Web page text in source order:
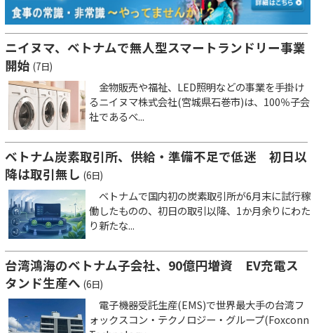
ニイヌマ、ベトナムで無人型スマートランドリー事業
開始 (7日)
金物販売や福祉、LED照明などの事業を手掛け
るニイヌマ株式会社(宮城県石巻市)は、100％子会
社であるベ...
ベトナム炭素取引所、供給・準備不足で低迷 初日以
降は取引無し (6日)
ベトナムで国内初の炭素取引所が6月末に試行稼
働したものの、初日の取引以降、1か月余りにわた
り新たな...
台湾鴻海のベトナム子会社、90億円増資 EV充電ス
タンド生産へ (6日)
電子機器受託生産(EMS)で世界最大手の台湾フ
ォックスコン・テクノロジー・グループ(Foxconn